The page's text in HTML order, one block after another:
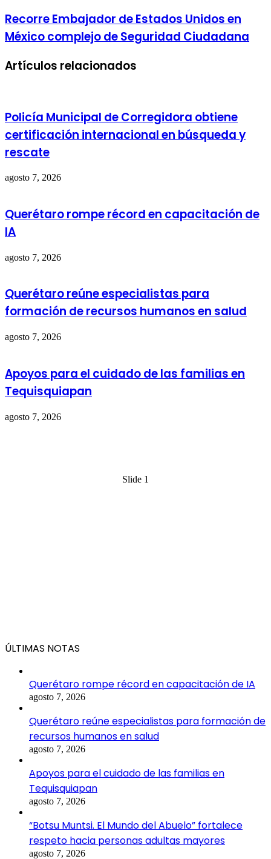
Recorre Embajador de Estados Unidos en
México complejo de Seguridad Ciudadana
Artículos relacionados
Policía Municipal de Corregidora obtiene
certificación internacional en búsqueda y
rescate
agosto 7, 2026
Querétaro rompe récord en capacitación de
IA
agosto 7, 2026
Querétaro reúne especialistas para
formación de recursos humanos en salud
agosto 7, 2026
Apoyos para el cuidado de las familias en
Tequisquiapan
agosto 7, 2026
Slide 1
ÚLTIMAS NOTAS
Querétaro rompe récord en capacitación de IA
agosto 7, 2026
Querétaro reúne especialistas para formación de
recursos humanos en salud
agosto 7, 2026
Apoyos para el cuidado de las familias en
Tequisquiapan
agosto 7, 2026
“Botsu Muntsi. El Mundo del Abuelo” fortalece
respeto hacia personas adultas mayores
agosto 7, 2026